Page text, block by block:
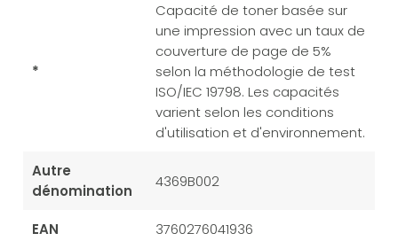
*
Capacité de toner basée sur
une impression avec un taux de
couverture de page de 5%
selon la méthodologie de test
ISO/IEC 19798. Les capacités
varient selon les conditions
d'utilisation et d'environnement.
Autre
dénomination
4369B002
EAN 3760276041936